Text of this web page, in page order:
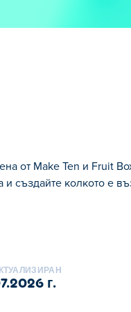
от Make Ten и Fruit
и създайте колкото е
от числа, които
Използвайте
предварително и
07.2026 г.